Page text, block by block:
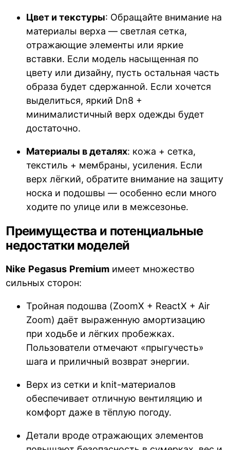
Цвет и текстуры: Обращайте внимание на
материалы верха — светлая сетка,
отражающие элементы или яркие
вставки. Если модель насыщенная по
цвету или дизайну, пусть остальная часть
образа будет сдержанной. Если хочется
выделиться, яркий Dn8 +
минималистичный верх одежды будет
достаточно.
Материалы в деталях: кожа + сетка,
текстиль + мембраны, усиления. Если
верх лёгкий, обратите внимание на защиту
носка и подошвы — особенно если много
ходите по улице или в межсезонье.
Преимущества и потенциальные
недостатки моделей
Nike Pegasus Premium имеет множество
сильных сторон:
Тройная подошва (ZoomX + ReactX + Air
Zoom) даёт выраженную амортизацию
при ходьбе и лёгких пробежках.
Пользователи отмечают «прыгучесть»
шага и приличный возврат энергии.
Верх из сетки и knit-материалов
обеспечивает отличную вентиляцию и
комфорт даже в тёплую погоду.
Детали вроде отражающих элементов